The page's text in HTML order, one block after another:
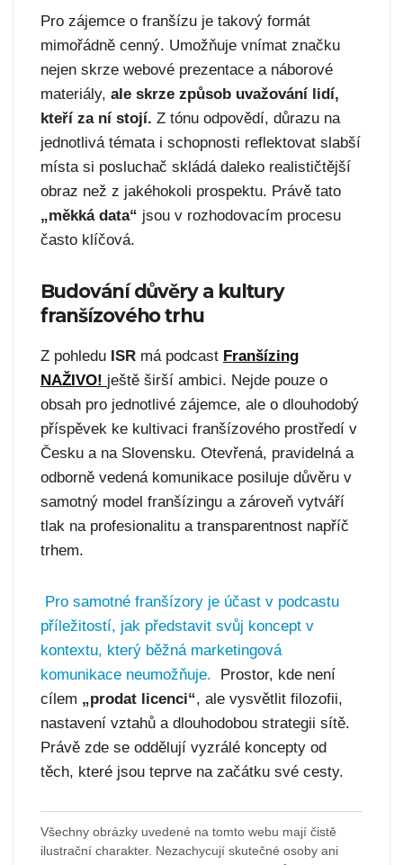
Pro zájemce o franšízu je takový formát
mimořádně cenný. Umožňuje vnímat značku
nejen skrze webové prezentace a náborové
materiály, ale skrze způsob uvažování lidí,
kteří za ní stojí. Z tónu odpovědí, důrazu na
jednotlivá témata i schopnosti reflektovat slabší
místa si posluchač skládá daleko realističtější
obraz než z jakéhokoli prospektu. Právě tato
„měkká data“ jsou v rozhodovacím procesu
často klíčová.
Budování důvěry a kultury
franšízového trhu
Z pohledu ISR má podcast Franšízing
NAŽIVO! ještě širší ambici. Nejde pouze o
obsah pro jednotlivé zájemce, ale o dlouhodobý
příspěvek ke kultivaci franšízového prostředí v
Česku a na Slovensku. Otevřená, pravidelná a
odborně vedená komunikace posiluje důvěru v
samotný model franšízingu a zároveň vytváří
tlak na profesionalitu a transparentnost napříč
trhem.
Pro samotné franšízory je účast v podcastu
příležitostí, jak představit svůj koncept v
kontextu, který běžná marketingová
komunikace neumožňuje.
Prostor, kde není
cílem „prodat licenci“, ale vysvětlit filozofii,
nastavení vztahů a dlouhodobou strategii sítě.
Právě zde se oddělují vyzrálé koncepty od
těch, které jsou teprve na začátku své cesty.
Všechny obrázky uvedené na tomto webu mají čistě
ilustrační charakter. Nezachycují skutečné osoby ani